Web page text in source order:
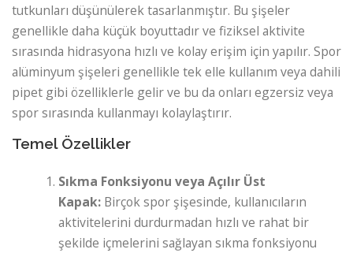
tutkunları düşünülerek tasarlanmıştır. Bu şişeler
genellikle daha küçük boyuttadır ve fiziksel aktivite
sırasında hidrasyona hızlı ve kolay erişim için yapılır. Spor
alüminyum şişeleri genellikle tek elle kullanım veya dahili
pipet gibi özelliklerle gelir ve bu da onları egzersiz veya
spor sırasında kullanmayı kolaylaştırır.
Temel Özellikler
Sıkma Fonksiyonu veya Açılır Üst
Kapak: Birçok spor şişesinde, kullanıcıların
aktivitelerini durdurmadan hızlı ve rahat bir
şekilde içmelerini sağlayan sıkma fonksiyonu